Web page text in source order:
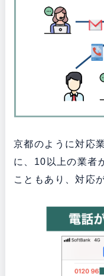
京都のように対応
に、10以上の業者
こともあり、対応